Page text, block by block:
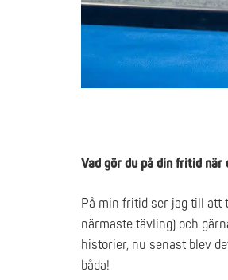
Vad gör du på din fritid
På min fritid ser jag till att
närmaste tävling) och
historier, nu senast blev
båda!